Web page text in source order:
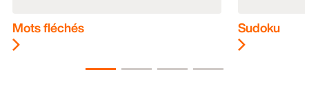
Mots fléchés Sudoku